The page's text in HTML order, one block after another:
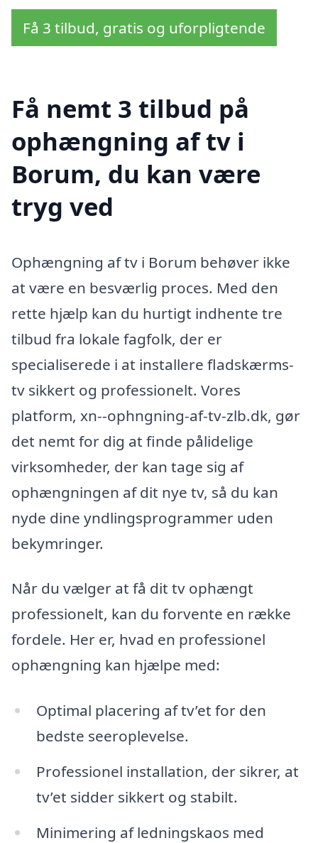
Få 3 tilbud, gratis og uforpligtende
Få nemt 3 tilbud på
ophængning af tv i
Borum, du kan være
tryg ved
Ophængning af tv i Borum behøver ikke
at være en besværlig proces. Med den
rette hjælp kan du hurtigt indhente tre
tilbud fra lokale fagfolk, der er
specialiserede i at installere fladskærms-
tv sikkert og professionelt. Vores
platform, xn--ophngning-af-tv-zlb.dk, gør
det nemt for dig at finde pålidelige
virksomheder, der kan tage sig af
ophængningen af dit nye tv, så du kan
nyde dine yndlingsprogrammer uden
bekymringer.
Når du vælger at få dit tv ophængt
professionelt, kan du forvente en række
fordele. Her er, hvad en professionel
ophængning kan hjælpe med:
Optimal placering af tv’et for den
bedste seeroplevelse.
Professionel installation, der sikrer, at
tv’et sidder sikkert og stabilt.
Minimering af ledningskaos med